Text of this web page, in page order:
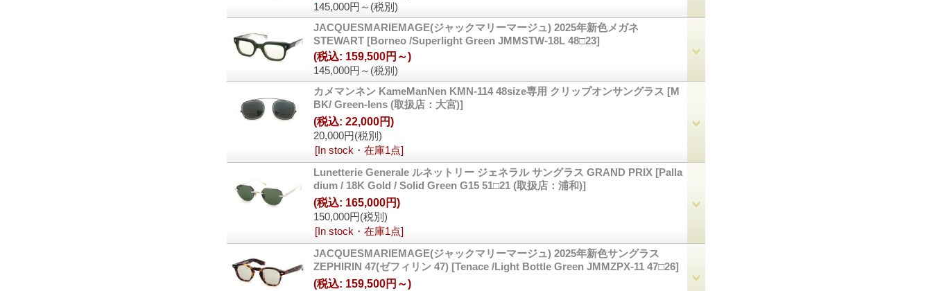
145,000円～ (税別)
JACQUESMARIEMAGE(ジャックマリーマージュ) 2025年新色メガネ
STEWART [Borneo /Superlight Green JMMSTW-18L 48□23]
145,000円～ (税別)
(税込: 159,500円～)
カメマンネン KameManNen KMN-114 48size専用 クリップオンサングラス [M
BK/ Green-lens (取扱店：大宮)]
20,000円(税別)
(税込: 22,000円)
[In stock・在庫1点]
Lunetterie Generale ルネットリー ジェネラル サングラス GRAND PRIX [Palla
dium / 18K Gold / Solid Green G15 51□21 (取扱店：浦和)]
150,000円(税別)
(税込: 165,000円)
[In stock・在庫1点]
JACQUESMARIEMAGE(ジャックマリーマージュ) 2025年新色サングラス
ZEPHIRIN 47(ゼフィリン 47) [Tenace /Light Bottle Green JMMZPX-11 47□26]
(税込: 159,500円～)